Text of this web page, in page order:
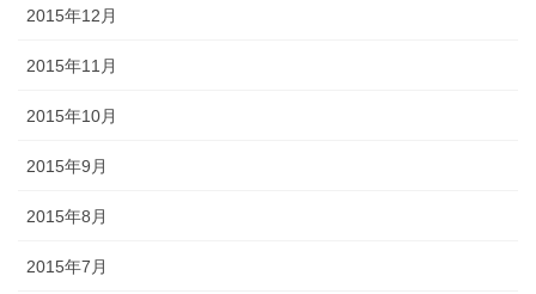
2015年12月
2015年11月
2015年10月
2015年9月
2015年8月
2015年7月